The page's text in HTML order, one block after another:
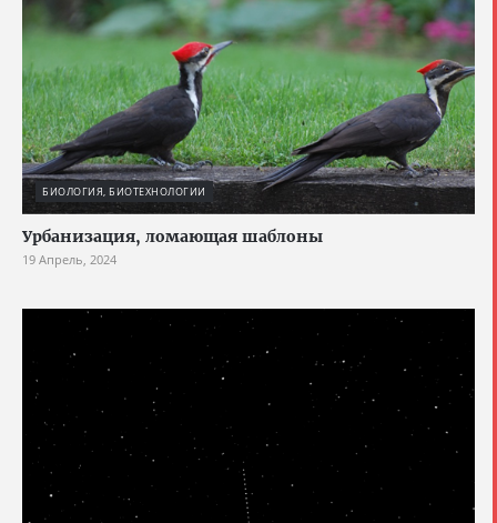
БИОЛОГИЯ, БИОТЕХНОЛОГИИ
Урбанизация, ломающая шаблоны
19 Апрель, 2024